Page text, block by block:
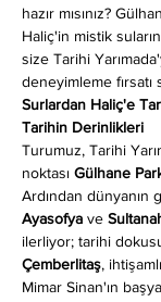
hazır mısınız?
Haliç'in mistik
size Tarihi
deneyimleme fırsatı
Surlardan Haliç'e
Tarihin Derinlikleri
Turumuz, Tarihi
noktası Gülhane
Ardından dünyanın
Ayasofya ve
ilerliyor; tarihi
Çemberlitaş, ihtişamlı
Mimar Sinan'ın